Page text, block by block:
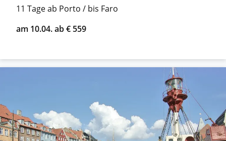
11 Tage ab Porto / bis Faro
am 10.04. ab € 559